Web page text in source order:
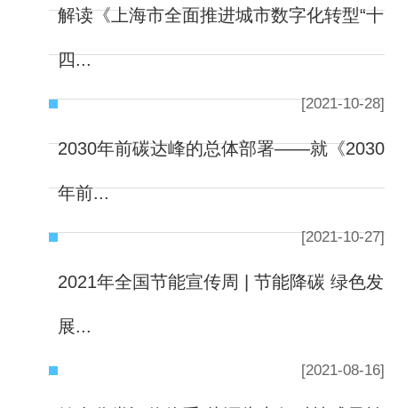
解读《上海市全面推进城市数字化转型“十
四...
[2021-10-28]
2030年前碳达峰的总体部署——就《2030
年前...
[2021-10-27]
2021年全国节能宣传周 | 节能降碳 绿色发
展...
[2021-08-16]